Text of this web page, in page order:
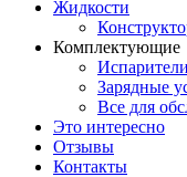
Жидкости
Комплектующие
Зарядные
Все для
Это интересно
Отзывы
Контакты